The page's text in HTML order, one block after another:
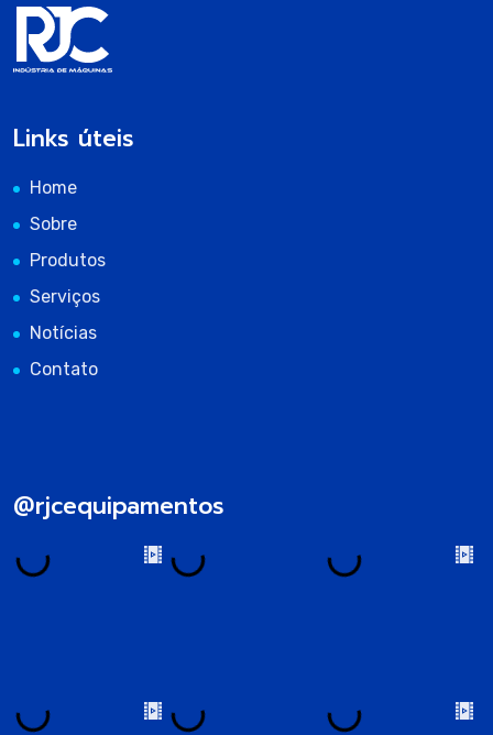
Links úteis
Home
Sobre
Produtos
Serviços
Notícias
Contato
@rjcequipamentos